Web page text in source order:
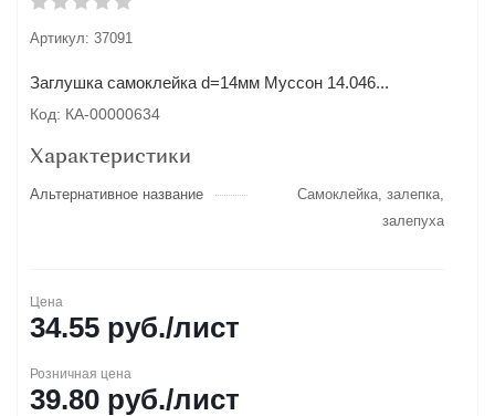
Артикул: 37091
Заглушка самоклейка d=14мм Муссон 14.046...
Код: КА-00000634
Характеристики
Альтернативное название
Самоклейка, залепка,
залепуха
Цена
34.55 руб./лист
Розничная цена
39.80 руб./лист